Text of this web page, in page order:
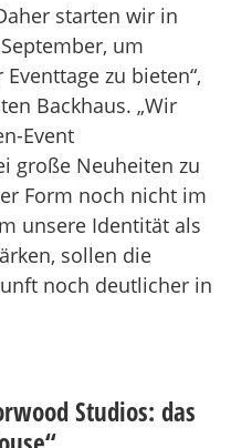
starten wir in
um
zu bieten“,
Backhaus. „Wir
Event
große Neuheiten zu
Form noch nicht im
unsere Identität als
sollen die
noch deutlicher in
Studios: das